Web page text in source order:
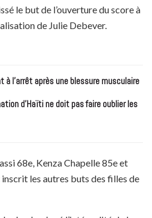
le but de l’ouverture du score à
de Julie Debever.
à l’arrêt après une blessure musculaire
d’Haïti ne doit pas faire oublier les
68e, Kenza Chapelle 85e et
les autres buts des filles de